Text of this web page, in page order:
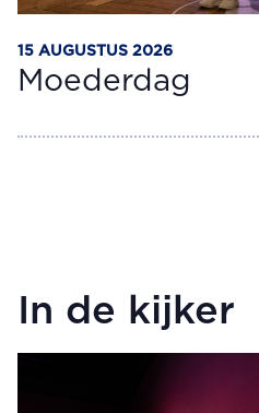
15 AUGUSTUS 2026
Moederdag
In de kijker